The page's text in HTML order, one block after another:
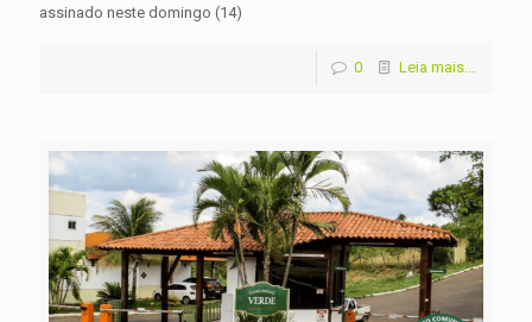
assinado neste domingo (14)
0 Leia mais...